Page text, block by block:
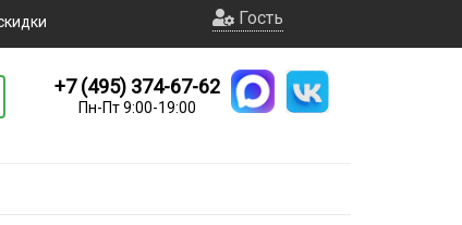
Гость
+7 (495) 374-67-62
Пн-Пт 9:00-19:00